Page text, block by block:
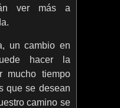
ver más a
un cambio en
hacer la
mucho tiempo
que se desean
camino se